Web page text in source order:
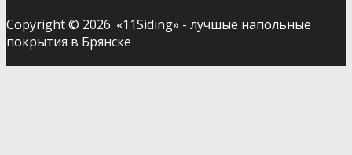
Copyright © 2026. «11Siding» - лучшые напольные
покрытия в Брянске